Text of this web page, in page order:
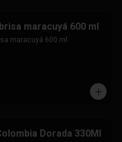
maracuyá 600 ml
maracuyá 600 ml
Dorada 330Ml